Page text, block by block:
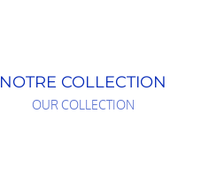
NOTRE COLLECTION
OUR COLLECTION